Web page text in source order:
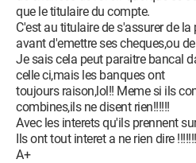
que le titulaire du compte.
C'est au titulaire de s'assurer de
avant d'emettre ses cheques,ou
Je sais cela peut paraitre bancal
celle ci,mais les banques ont
toujours raison,lol!! Meme si ils
combines,ils ne disent rien!!!!!!
Avec les interets qu'ils prennent
Ils ont tout interet a ne rien dire
A+